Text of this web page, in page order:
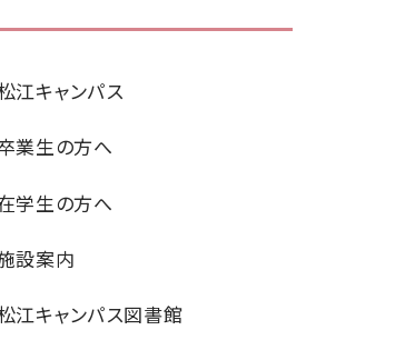
江キャンパス
業生の方へ
学生の方へ
設案内
江キャンパス図書館